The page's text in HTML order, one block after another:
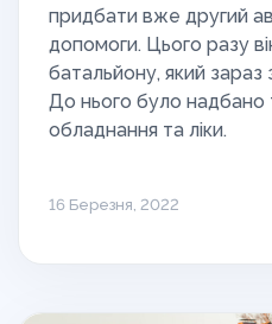
придбати вже другий
допомоги. Цього разу
батальйону, який зараз
До нього було
обладнання та ліки.
16 Березня, 2022